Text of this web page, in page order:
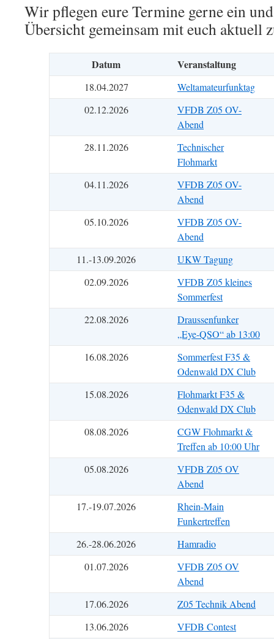
Wir pflegen eure Termine gerne ein
Übersicht gemeinsam mit euch aktuell
Datum Veranstaltung
18.04.2027
Weltamateurfunktag
02.12.2026
VFDB Z05 OV-
Abend
28.11.2026
Technischer
Flohmarkt
04.11.2026
VFDB Z05 OV-
Abend
05.10.2026
VFDB Z05 OV-
Abend
11.-13.09.2026
UKW Tagung
02.09.2026
VFDB Z05 kleines
Sommerfest
22.08.2026
Draussenfunker
„Eye-QSO“ ab 13:00
16.08.2026
Sommerfest F35 &
Odenwald DX Club
15.08.2026
Flohmarkt F35 &
Odenwald DX Club
08.08.2026
CGW Flohmarkt &
Treffen ab 10:00 Uhr
05.08.2026
VFDB Z05 OV
Abend
17.-19.07.2026
Rhein-Main
Funkertreffen
26.-28.06.2026
Hamradio
01.07.2026
VFDB Z05 OV
Abend
17.06.2026
Z05 Technik Abend
13.06.2026
VFDB Contest